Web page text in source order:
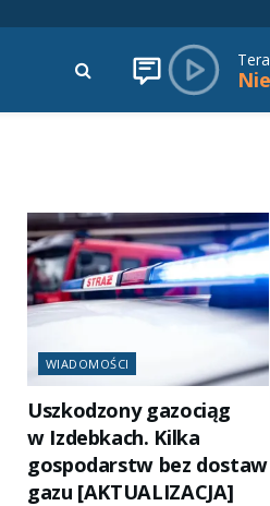
WIADOMOŚCI
Uszkodzony gazociąg
w Izdebkach. Kilka
gospodarstw bez dostaw
gazu [AKTUALIZACJA]